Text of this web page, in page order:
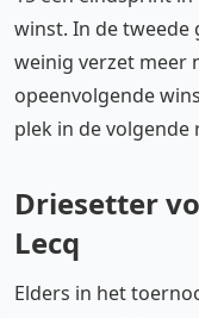
winst. In de tweede
weinig verzet meer
opeenvolgende
plek in de volgende
Driesetter
Lecq
Elders in het